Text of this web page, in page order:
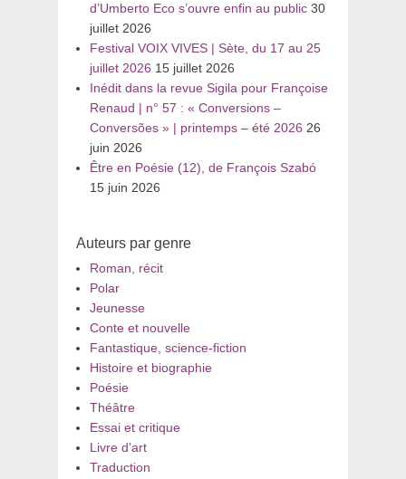
d’Umberto Eco s’ouvre enfin au public 30
juillet 2026
Festival VOIX VIVES | Sète, du 17 au 25
juillet 2026 15 juillet 2026
Inédit dans la revue Sigila pour Françoise
Renaud | n° 57 : « Conversions –
Conversões » | printemps – été 2026 26
juin 2026
Être en Poésie (12), de François Szabó
15 juin 2026
Auteurs par genre
Roman, récit
Polar
Jeunesse
Conte et nouvelle
Fantastique, science-fiction
Histoire et biographie
Poésie
Théâtre
Essai et critique
Livre d’art
Traduction